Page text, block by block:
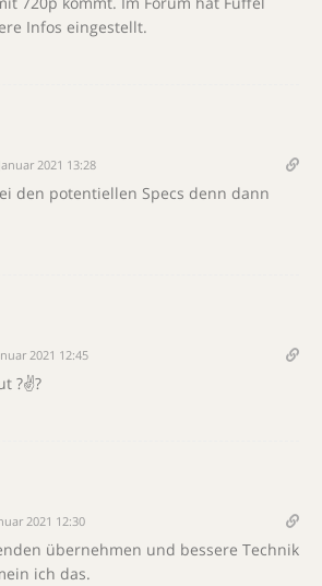
Infos eingestellt.
2021 13:28
den potentiellen Specs denn dann
2021 12:45
?✌?
2021 12:30
übernehmen und bessere Technik
ich das.